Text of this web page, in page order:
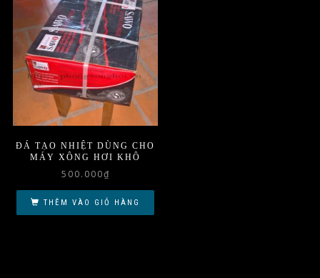
ĐÁ TẠO NHIỆT DÙNG CHO
MÁY XÔNG HƠI KHÔ
500.000₫
THÊM VÀO GIỎ HÀNG